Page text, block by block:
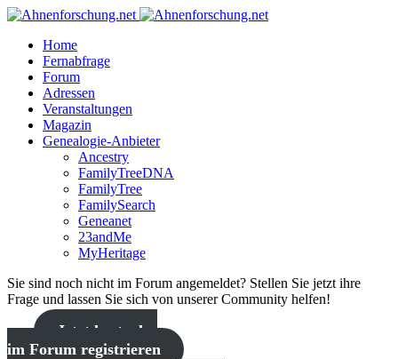
Home
Fernabfrage
Forum
Adressen
Veranstaltungen
Magazin
Genealogie-Anbieter
Ancestry
FamilyTreeDNA
FamilyTree
FamilySearch
Geneanet
23andMe
MyHeritage
Sie sind noch nicht im Forum angemeldet? Stellen Sie jetzt ihre
Frage und lassen Sie sich von unserer Community helfen!
Jetzt kostenlos
im Forum registrieren